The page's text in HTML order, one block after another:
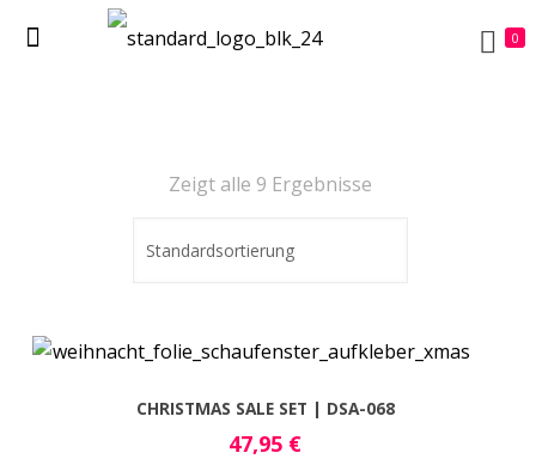
0
Zeigt alle 9 Ergebnisse
CHRISTMAS SALE SET | DSA-068
47,95 €